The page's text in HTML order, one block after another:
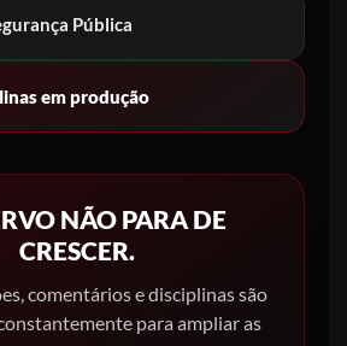
Pública
em produção
NÃO PARA DE
CRESCER.
comentários e disciplinas são
para ampliar as